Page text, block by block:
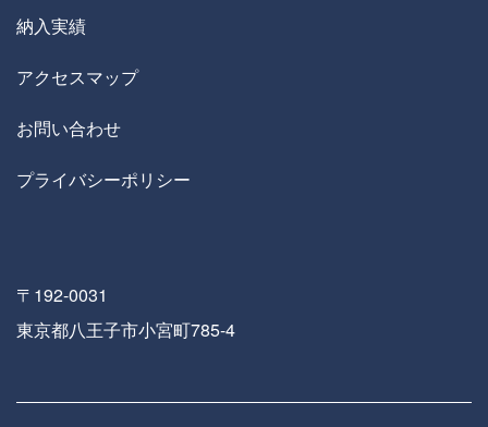
納入実績
アクセスマップ
お問い合わせ
プライバシーポリシー
〒192-0031
東京都八王子市小宮町785-4